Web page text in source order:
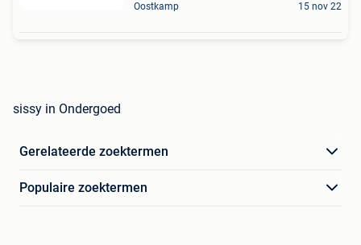
Oostkamp 15 nov 22
sissy in Ondergoed
Gerelateerde zoektermen
Populaire zoektermen